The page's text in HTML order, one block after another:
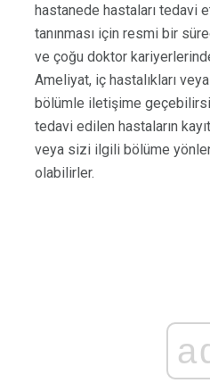
hastanede hastaları tedavi
tanınması için resmi bir
ve çoğu doktor
Ameliyat, iç hastalıkları
bölümle iletişime
tedavi edilen hastaların
veya sizi ilgili bölüme
olabilirler.